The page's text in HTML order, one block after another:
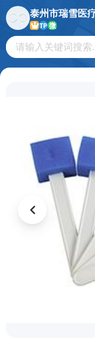
泰州市瑞雪医
TP微